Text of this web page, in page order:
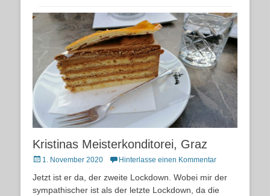
Kristinas Meisterkonditorei, Graz
Posted
1. November 2020 Hinterlasse einen Kommentar
Jetzt ist er da, der zweite Lockdown. Wobei mir der
sympathischer ist als der letzte Lockdown, da die